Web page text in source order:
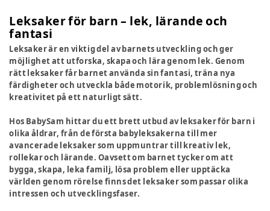
Leksaker för barn – lek, lärande och
fantasi
Leksaker är en viktig del av barnets utveckling och ger
möjlighet att utforska, skapa och lära genom lek. Genom
rätt leksaker får barnet använda sin fantasi, träna nya
färdigheter och utveckla både motorik, problemlösning och
kreativitet på ett naturligt sätt.
Hos BabySam hittar du ett brett utbud av leksaker för barn i
olika åldrar, från de första babyleksakerna till mer
avancerade leksaker som uppmuntrar till kreativ lek,
rollekar och lärande. Oavsett om barnet tycker om att
bygga, skapa, leka familj, lösa problem eller upptäcka
världen genom rörelse finns det leksaker som passar olika
intressen och utvecklingsfaser.